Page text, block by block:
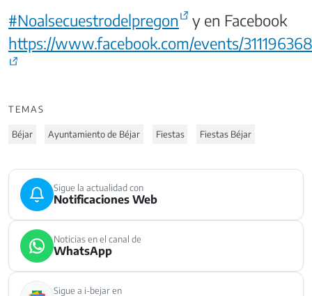
#Noalsecuestrodelpregon
y en Facebook
https://www.facebook.com/events/
TEMAS
Béjar Ayuntamiento de Béjar Fiestas Fiestas Béjar
Sigue la actualidad con
Notificaciones Web
Noticias en el canal de
WhatsApp
Sigue a i-bejar en